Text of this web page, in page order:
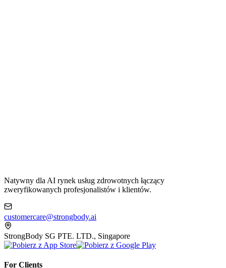
Natywny dla AI rynek usług zdrowotnych łączący
zweryfikowanych profesjonalistów i klientów.
customercare@strongbody.ai
StrongBody SG PTE. LTD., Singapore
For Clients